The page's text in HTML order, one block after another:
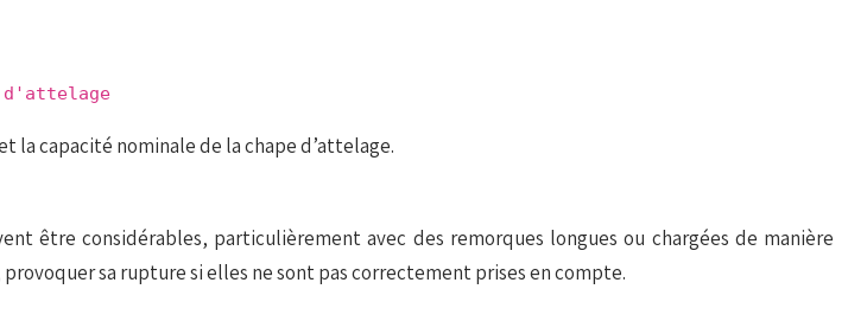
d'attelage
la capacité nominale de la chape d’attelage.
être considérables, particulièrement avec des remorques longues ou chargées de manière
sa rupture si elles ne sont pas correctement prises en compte.